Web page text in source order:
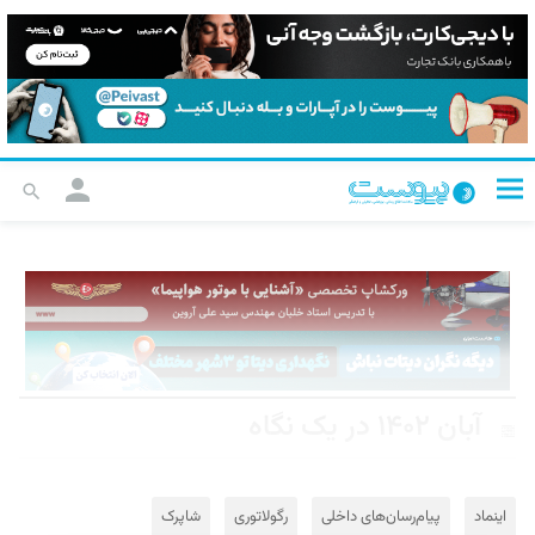
اینماد پیام‌رسان‌های داخلی رگولاتوری شاپرک